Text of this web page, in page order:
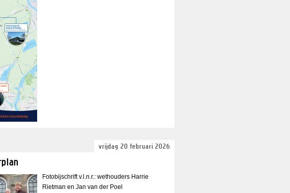
vrijdag 20 februari 2026
Fotobijschrift v.l.n.r.: wethouders Harrie
Rietman en Jan van der Poel